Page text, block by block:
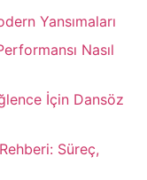
Yansımaları
Nasıl
İçin Dansöz
Süreç,